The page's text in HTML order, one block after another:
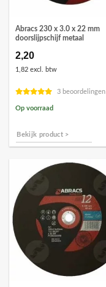
Abracs 230 x 3.0 x 22 mm
doorslijpschijf metaal
2,20
1,82 excl. btw
3 beoordelingen
Op voorraad
Bekijk product >